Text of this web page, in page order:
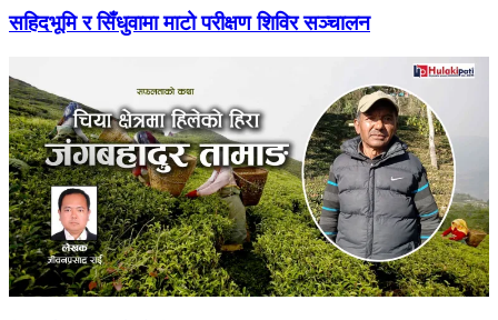
सहिदभूमि र सिँधुवामा माटो परीक्षण शिविर सञ्चालन